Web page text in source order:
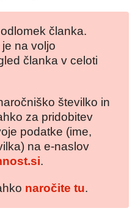
članka.
na voljo
članka v celoti
številko in
za pridobitev
podatke (ime,
na e-naslov
.
naročite tu.